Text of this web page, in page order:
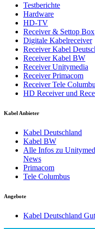
Testberichte
Hardware
HD-TV
Receiver & Settop Box
Digitale Kabelreceiver
Receiver Kabel
Receiver Kabel BW
Receiver Unitymedia
Receiver Primacom
Receiver Tele
HD Receiver und
Kabel Anbieter
Kabel Deutschland
Kabel BW
Alle Infos zu
News
Primacom
Tele Columbus
Angebote
Kabel Deutschland